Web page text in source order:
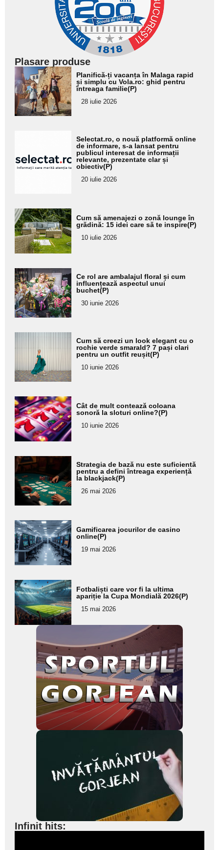
Plasare produse
Adaugă
aici textul
pentru
subtitlu
Planifică-ți vacanța în Malaga rapid
și simplu cu Vola.ro: ghid pentru
întreaga familie(P)
28 iulie 2026
pentru
subtitlu
Selectat.ro, o nouă platformă online
de informare, s-a lansat pentru
publicul interesat de informații
relevante, prezentate clar și
obiectiv(P)
20 iulie 2026
Adaugă
aici textul
pentru
subtitlu
Cum să amenajezi o zonă lounge în
grădină: 15 idei care să te inspire(P)
10 iulie 2026
Adaugă
aici textul
pentru
subtitlu
Ce rol are ambalajul floral și cum
influențează aspectul unui
buchet(P)
30 iunie 2026
Adaugă
aici textul
pentru
subtitlu
Cum să creezi un look elegant cu o
rochie verde smarald? 7 pași clari
pentru un outfit reușit(P)
10 iunie 2026
Adaugă
aici textul
pentru
subtitlu
Cât de mult contează coloana
sonoră la sloturi online?(P)
10 iunie 2026
Adaugă
aici textul
pentru
subtitlu
Strategia de bază nu este suficientă
pentru a defini întreaga experiență
la blackjack(P)
26 mai 2026
Adaugă
aici textul
pentru
subtitlu
Gamificarea jocurilor de casino
online(P)
19 mai 2026
Adaugă
aici textul
pentru
subtitlu
Fotbaliști care vor fi la ultima
apariție la Cupa Mondială 2026(P)
15 mai 2026
Infinit hits: